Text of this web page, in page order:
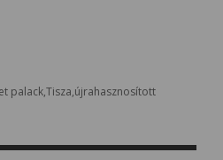
palackTisza újrahasznosított